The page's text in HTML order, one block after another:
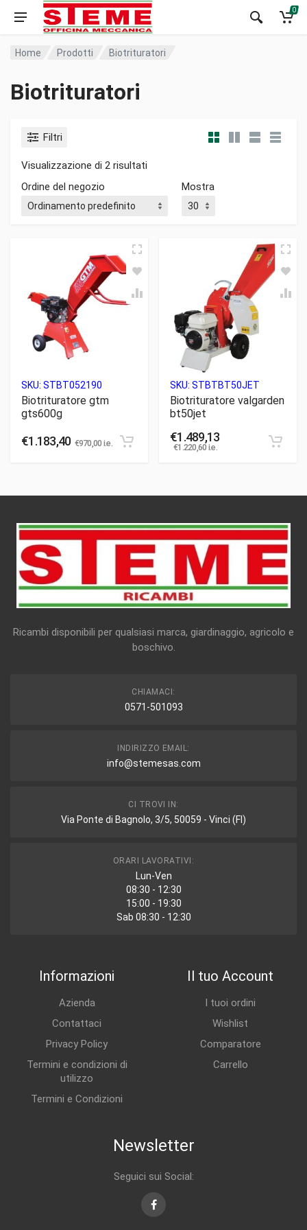
0
Home Prodotti Biotrituratori
Biotrituratori
Filtri
Visualizzazione di 2 risultati
Ordine del negozio
Mostra
SKU: STBT052190
Biotrituratore gtm
gts600g
€1.183,40 €970,00 i.e.
SKU: STBTBT50JET
Biotrituratore valgarden
bt50jet
€1.489,13
€1.220,60 i.e.
Ricambi disponibili per qualsiasi marca, giardinaggio, agricolo e
boschivo.
CHIAMACI:
0571-501093
INDIRIZZO EMAIL:
info@stemesas.com
CI TROVI IN:
Via Ponte di Bagnolo, 3/5, 50059 - Vinci (FI)
ORARI LAVORATIVI:
Lun-Ven
08:30 - 12:30
15:00 - 19:30
Sab 08:30 - 12:30
Informazioni
Azienda
Contattaci
Privacy Policy
Termini e condizioni di
utilizzo
Termini e Condizioni
Il tuo Account
I tuoi ordini
Wishlist
Comparatore
Carrello
Newsletter
Seguici sui Social:
Facebook